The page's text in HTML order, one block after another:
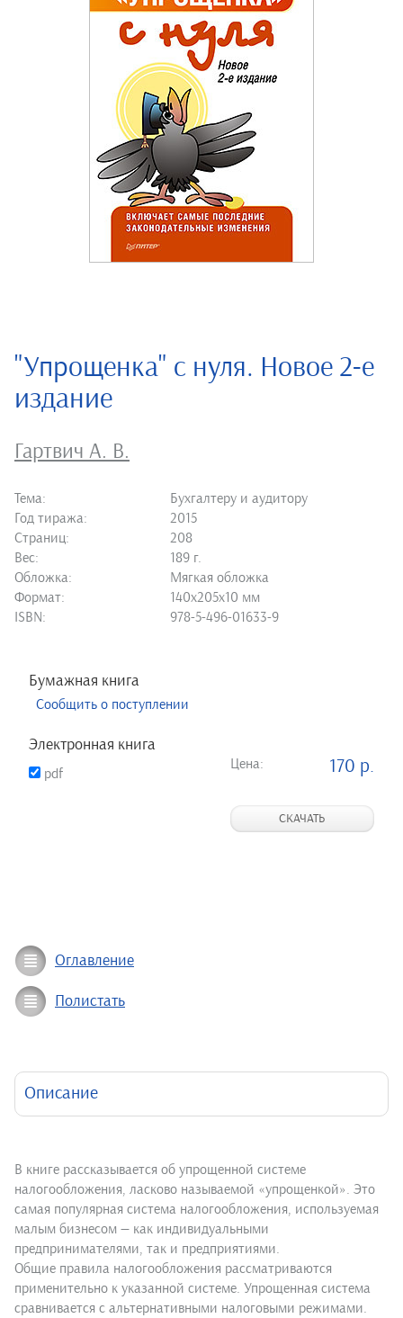
"Упрощенка" с нуля. Новое 2-е
издание
Гартвич А. В.
Тема:
Бухгалтеру и аудитору
Год тиража:
2015
Страниц:
208
Вес:
189 г.
Обложка:
Мягкая обложка
Формат:
140х205х10 мм
ISBN:
978-5-496-01633-9
Бумажная книга
Сообщить о поступлении
Электронная книга
pdf
Цена: 170 р.
СКАЧАТЬ
Оглавление
Полистать
Описание
В книге рассказывается об упрощенной системе
налогообложения, ласково называемой «упрощенкой». Это
самая популярная система налогообложения, используемая
малым бизнесом — как индивидуальными
предпринимателями, так и предприятиями.
Общие правила налогообложения рассматриваются
применительно к указанной системе. Упрощенная система
сравнивается с альтернативными налоговыми режимами.